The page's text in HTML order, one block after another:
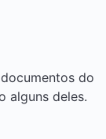
do
alguns deles.